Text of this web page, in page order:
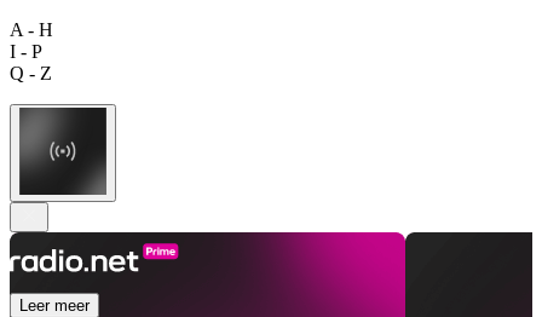
A - H
I - P
Q - Z
Leer meer